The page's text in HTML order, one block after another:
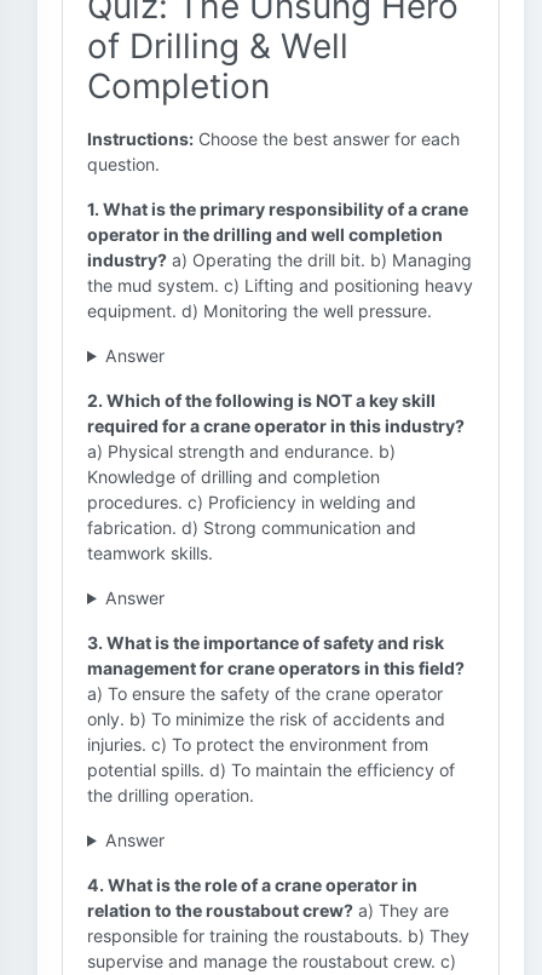
of Drilling & Well
Completion
Instructions: Choose the best answer for each
question.
1. What is the primary responsibility of a crane
operator in the drilling and well completion
industry? a) Operating the drill bit. b) Managing
the mud system. c) Lifting and positioning heavy
equipment. d) Monitoring the well pressure.
Answer
2. Which of the following is NOT a key skill
required for a crane operator in this industry?
a) Physical strength and endurance. b)
Knowledge of drilling and completion
procedures. c) Proficiency in welding and
fabrication. d) Strong communication and
teamwork skills.
Answer
3. What is the importance of safety and risk
management for crane operators in this field?
a) To ensure the safety of the crane operator
only. b) To minimize the risk of accidents and
injuries. c) To protect the environment from
potential spills. d) To maintain the efficiency of
the drilling operation.
Answer
4. What is the role of a crane operator in
relation to the roustabout crew? a) They are
responsible for training the roustabouts. b) They
supervise and manage the roustabout crew. c)